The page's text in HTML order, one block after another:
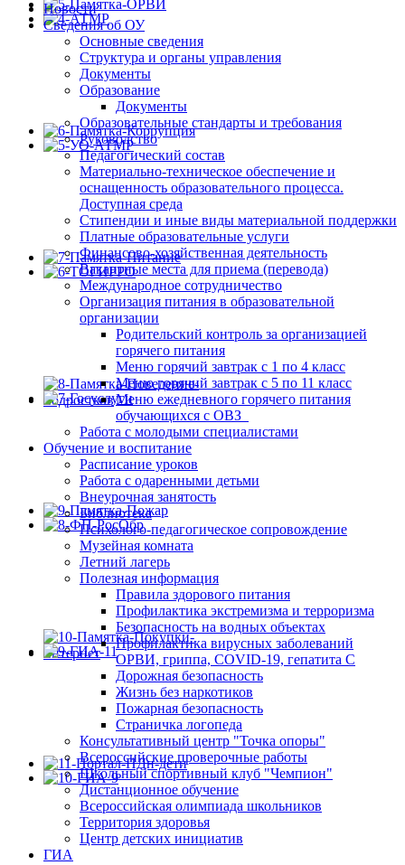
Новости
Сведения об ОУ
Основные сведения
Структура и органы управления
Документы
Образование
Документы
Образовательные стандарты и требования
Руководство
Педагогический состав
Материально-техническое обеспечение и
оснащенность образовательного процесса.
Доступная среда
Стипендии и иные виды материальной поддержки
Платные образовательные услуги
Финансово-хозяйственная деятельность
Вакантные места для приема (перевода)
Международное сотрудничество
Организация питания в образовательной
организации
Родительский контроль за организацией
горячего питания
Меню горячий завтрак с 1 по 4 класс
Меню горячий завтрак с 5 по 11 класс
Меню ежедневного горячего питания
обучающихся с ОВЗ
Работа с молодыми специалистами
Обучение и воспитание
Расписание уроков
Работа с одаренными детьми
Внеурочная занятость
Библиотека
Психолого-педагогическое сопровождение
Музейная комната
Летний лагерь
Полезная информация
Правила здорового питания
Профилактика экстремизма и терроризма
Безопасность на водных объектах
Профилактика вирусных заболеваний
ОРВИ, гриппа, COVID-19, гепатита С
Дорожная безопасность
Жизнь без наркотиков
Пожарная безопасность
Страничка логопеда
Консультативный центр "Точка опоры"
Всероссийские проверочные работы
Школьный спортивный клуб "Чемпион"
Дистанционное обучение
Всероссийская олимпиада школьников
Территория здоровья
Центр детских инициатив
ГИА